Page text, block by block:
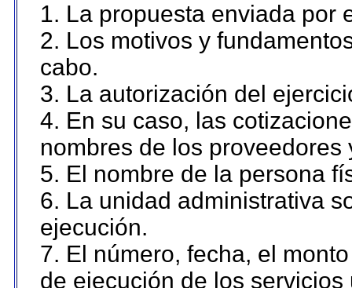
1. La propuesta enviada por
2. Los motivos y
cabo.
3. La autorización del
4. En su caso, las
nombres de los proveedores
5. El nombre de la persona
6. La unidad administrativa
ejecución.
7. El número, fecha, el
de ejecución de los servicios